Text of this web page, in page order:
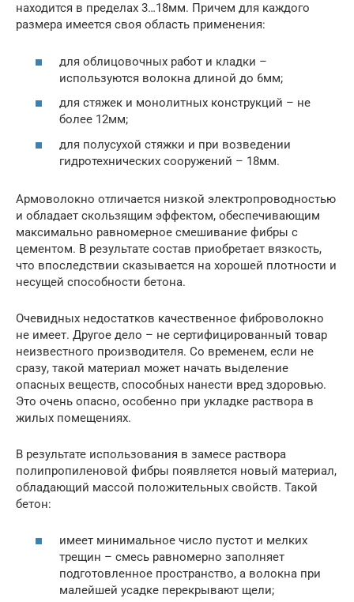
находится в пределах 3…18мм. Причем для каждого
размера имеется своя область применения:
для облицовочных работ и кладки –
используются волокна длиной до 6мм;
для стяжек и монолитных конструкций – не
более 12мм;
для полусухой стяжки и при возведении
гидротехнических сооружений – 18мм.
Армоволокно отличается низкой электропроводностью
и обладает скользящим эффектом, обеспечивающим
максимально равномерное смешивание фибры с
цементом. В результате состав приобретает вязкость,
что впоследствии сказывается на хорошей плотности и
несущей способности бетона.
Очевидных недостатков качественное фиброволокно
не имеет. Другое дело – не сертифицированный товар
неизвестного производителя. Со временем, если не
сразу, такой материал может начать выделение
опасных веществ, способных нанести вред здоровью.
Это очень опасно, особенно при укладке раствора в
жилых помещениях.
В результате использования в замесе раствора
полипропиленовой фибры появляется новый материал,
обладающий массой положительных свойств. Такой
бетон:
имеет минимальное число пустот и мелких
трещин – смесь равномерно заполняет
подготовленное пространство, а волокна при
малейшей усадке перекрывают щели;